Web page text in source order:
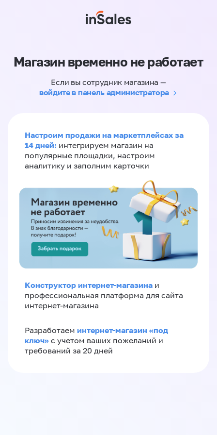
Магазин временно не работает
Если вы сотрудник магазина —
войдите в панель администратора
Настроим продажи на маркетплейсах за
14 дней: интегрируем магазин на
популярные площадки, настроим
аналитику и заполним карточки
Конструктор интернет-магазина и
профессиональная платформа для сайта
интернет-магазина
Разработаем интернет-магазин «‎под
ключ»‎ с учетом ваших пожеланий и
требований за 20 дней